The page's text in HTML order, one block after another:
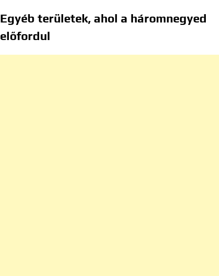
Egyéb területek, ahol a háromnegyed
előfordul